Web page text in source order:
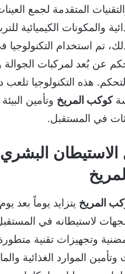
المتقدمة لجمع
والمكونات الكيميائية
تم استخدام التكنولوجيا
عن بُعد لمركبات الجوالة
هذه التكنولوجيا
كوكب المريخ وتأمين
في المستقبل.
المريخ يتزايد يوماً بعد
لاستيطانه في
وتجهيزات تقنية متطورة
الموارد الغذائية